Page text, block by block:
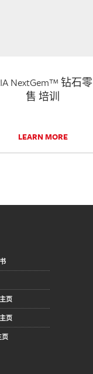
NextGem™ 钻石零
售 培训
LEARN MORE
页
页
页